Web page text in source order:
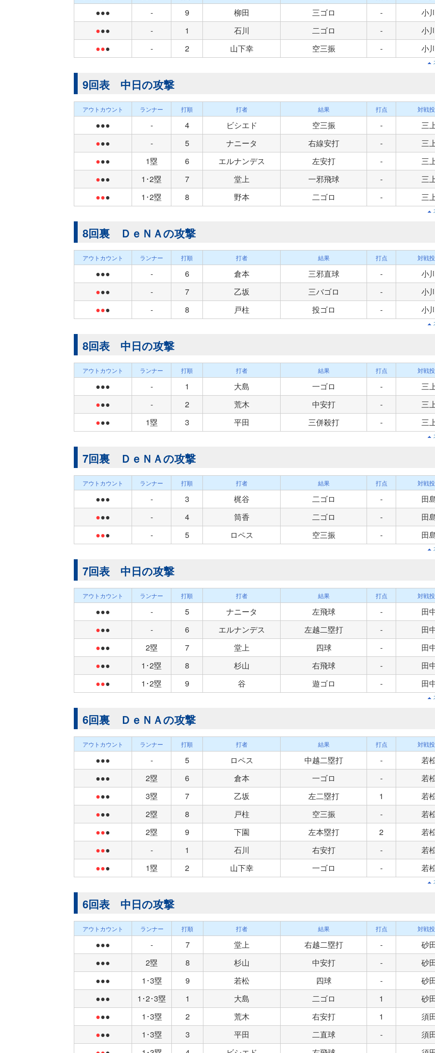
●●● - 9 柳田 三ゴロ -
小
●●● - 1 石川 二ゴロ -
小
●●● - 2 山下幸 空三振 - 小
9回表 中日の攻撃
アウトカウント ランナー 打順 打者 結果 打点 対戦
●●● - 4 ビシエド 空三振 -
三
●●● - 5 ナニータ 右線安打 -
三
●●● 1塁 6 エルナンデス 左安打 -
三
●●● 1･2塁 7 堂上 一邪飛球 -
三
●●● 1･2塁 8 野本 二ゴロ - 三
8回裏 ＤｅＮＡの攻撃
アウトカウント ランナー 打順 打者 結果 打点 対戦
●●● - 6 倉本 三邪直球 -
小
●●● - 7 乙坂 三バゴロ -
小
●●● - 8 戸柱 投ゴロ - 小
8回表 中日の攻撃
アウトカウント ランナー 打順 打者 結果 打点 対戦
●●● - 1 大島 一ゴロ -
三
●●● - 2 荒木 中安打 -
三
●●● 1塁 3 平田 三併殺打 - 三
7回裏 ＤｅＮＡの攻撃
アウトカウント ランナー 打順 打者 結果 打点 対戦
●●● - 3 梶谷 二ゴロ -
田
●●● - 4 筒香 二ゴロ -
田
●●● - 5 ロペス 空三振 - 田
7回表 中日の攻撃
アウトカウント ランナー 打順 打者 結果 打点 対戦
●●● - 5 ナニータ 左飛球 -
田
●●● - 6 エルナンデス 左越二塁打 -
田
●●● 2塁 7 堂上 四球 -
田
●●● 1･2塁 8 杉山 右飛球 -
田
●●● 1･2塁 9 谷 遊ゴロ - 田
6回裏 ＤｅＮＡの攻撃
アウトカウント ランナー 打順 打者 結果 打点 対戦
●●● - 5 ロペス 中越二塁打 -
若
●●●
2塁 6 倉本 一ゴロ -
若
●●● 3塁 7 乙坂 左二塁打 1
若
●●● 2塁 8 戸柱 空三振 -
若
●●● 2塁 9 下園 左本塁打 2
若
●●● - 1 石川 右安打 -
若
●●● 1塁 2 山下幸 一ゴロ - 若
6回表 中日の攻撃
アウトカウント ランナー 打順 打者 結果 打点 対戦
●●● - 7 堂上 右越二塁打 -
砂
●●●
2塁 8 杉山 中安打 -
砂
●●●
1･3塁 9 若松 四球 -
砂
●●●
1･2･3塁 1 大島 二ゴロ 1
砂
●●● 1･3塁 2 荒木 右安打 1
須
●●● 1･3塁 3 平田 二直球 -
須